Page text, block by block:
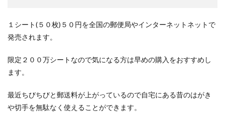
１シート(５０枚)５０円を全国の郵便局やインターネットネットで
発売されます。
限定２００万シートなので気になる方は早めの購入をおすすめし
ます。
最近ちびちびと郵送料が上がっているので自宅にある昔のはがき
や切手を無駄なく使えることができます。